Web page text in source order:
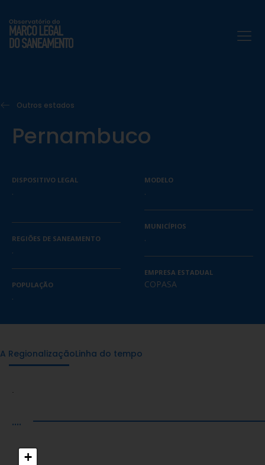
Outros estados
Pernambuco
DISPOSITIVO LEGAL
.
REGIÕES DE SANEAMENTO
.
POPULAÇÃO
.
MODELO
.
MUNICÍPIOS
.
EMPRESA ESTADUAL
COPASA
A RegionalizaçãoLinha do tempo
....
+